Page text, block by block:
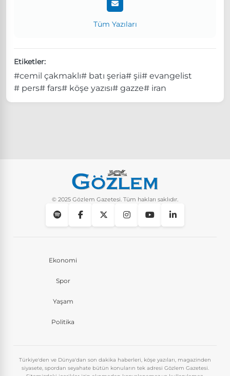
Tüm Yazıları
Etiketler:
#cemil çakmaklı# batı şeria# şii# evangelist
# pers# fars# köşe yazısı# gazze# iran
© 2025 Gözlem Gazetesi. Tüm hakları saklıdır.
Ekonomi
Spor
Yaşam
Politika
Türkiye'den ve Dünya'dan son dakika haberleri, köşe yazıları, magazinden
siyasete, spordan seyahate bütün konuların tek adresi Gözlem Gazetesi.